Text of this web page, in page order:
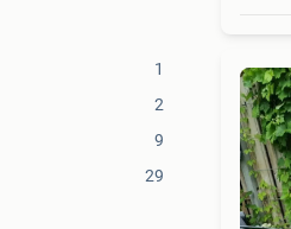
1
2
9
29